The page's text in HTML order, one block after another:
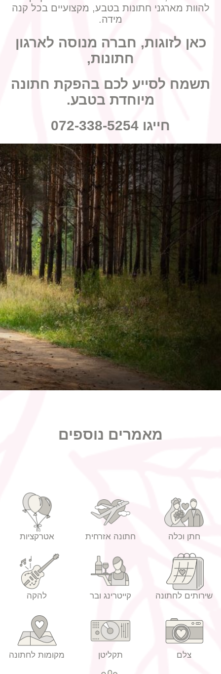
להוות מארגני חתונות בטבע, מקצועיים בכל קנה
מידה.
כאן לזוגות, חברה מנוסה לארגון
חתונות,
תשמח לסייע לכם בהפקת חתונה
מיוחדת בטבע.
חייגו 072-338-5254
מאמרים נוספים
חתן וכלה חתונה אזרחית אטרקציות
שירותים לחתונה קייטרינג ובר להקה
צלם תקליטן מקומות לחתונה